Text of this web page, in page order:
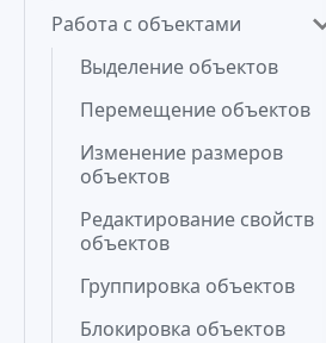
Работа с объектами
Выделение объектов
Перемещение объектов
Изменение размеров
объектов
Редактирование свойств
объектов
Группировка объектов
Блокировка объектов